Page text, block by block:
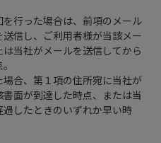
行った場合は、前項のメール
信し、ご利用者様が当該メー
当社がメールを送信してから
合、第１項の住所宛に当社が
面が到達した時点、または当
したときのいずれか早い時